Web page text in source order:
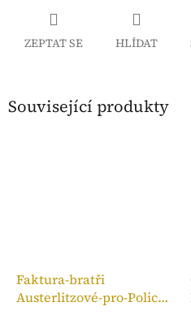
ZEPTAT SE HLÍDAT
Související produkty
Faktura-bratři
Austerlitzové-pro-Police